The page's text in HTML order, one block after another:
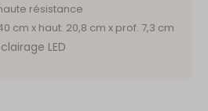
résistance
cm x haut. 20,8 cm x prof. 7,3 cm
LED